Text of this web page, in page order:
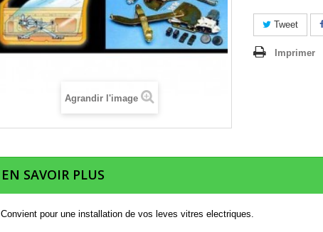
Agrandir l'image
Tweet
Imprimer
EN SAVOIR PLUS
Convient pour une installation de vos leves vitres electriques.